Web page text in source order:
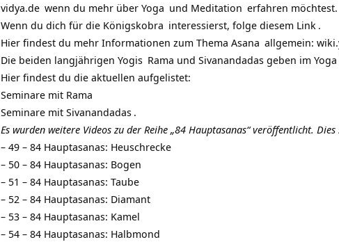
vidya.de wenn du mehr über Yoga und Meditation erfahren möchtest.
Wenn du dich für die Königskobra interessierst, folge diesem Link .
Hier findest du mehr Informationen zum Thema Asana allgemein:
Die beiden langjährigen Yogis Rama und Sivanandadas geben im
Hier findest du die aktuellen aufgelistet:
Seminare mit Rama
Seminare mit Sivanandadas .
Es wurden weitere Videos zu der Reihe „84 Hauptasanas“ veröffentlicht. Dies
– 49 – 84 Hauptasanas: Heuschrecke
– 50 – 84 Hauptasanas: Bogen
– 51 – 84 Hauptasanas: Taube
– 52 – 84 Hauptasanas: Diamant
– 53 – 84 Hauptasanas: Kamel
– 54 – 84 Hauptasanas: Halbmond